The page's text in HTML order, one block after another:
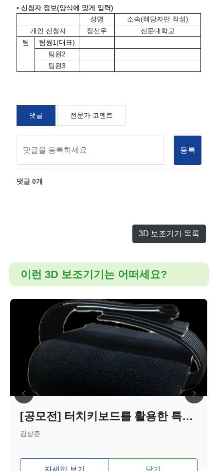
▪ 신청자 정보(양식에 맞게 입력)
성명
소속(해당자만 작성)
개인 신청자
정선우
선문대학교
팀
팀원1(대표)
팀원2
팀원3
댓글 전문가 코멘트
등록
댓글0개
3D 보조기기 목록
이런 3D 보조기기는 어떠세요?
[공모전] 터치키보드를 활용한 특수마우스
김상준
자세히 보기 담기